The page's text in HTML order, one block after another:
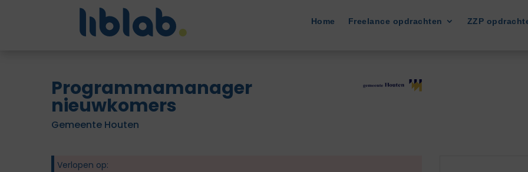
Home Freelance opdrachten ZZP
Programmamanager
nieuwkomers
Gemeente Houten
Verlopen op: